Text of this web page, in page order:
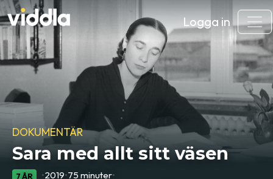
Logga in
DOKUMENTÄR
Sara med allt sitt väsen
7 ÅR •2019•75 minuter•